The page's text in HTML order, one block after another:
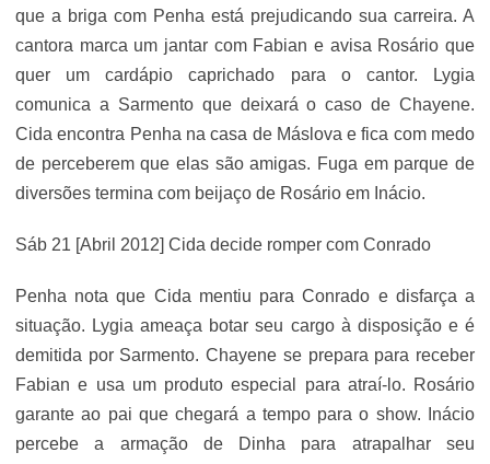
que a briga com Penha está prejudicando sua carreira. A
cantora marca um jantar com Fabian e avisa Rosário que
quer um cardápio caprichado para o cantor. Lygia
comunica a Sarmento que deixará o caso de Chayene.
Cida encontra Penha na casa de Máslova e fica com medo
de perceberem que elas são amigas. Fuga em parque de
diversões termina com beijaço de Rosário em Inácio.
Sáb 21 [Abril 2012] Cida decide romper com Conrado
Penha nota que Cida mentiu para Conrado e disfarça a
situação. Lygia ameaça botar seu cargo à disposição e é
demitida por Sarmento. Chayene se prepara para receber
Fabian e usa um produto especial para atraí-lo. Rosário
garante ao pai que chegará a tempo para o show. Inácio
percebe a armação de Dinha para atrapalhar seu